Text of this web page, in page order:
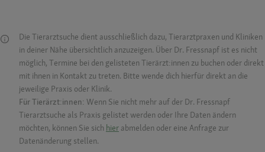
Die Tierarztsuche dient ausschließlich dazu, Tierarztpraxen und Kliniken
in deiner Nähe übersichtlich anzuzeigen. Über Dr. Fressnapf ist es nicht
möglich, Termine bei den gelisteten Tierärzt:innen zu buchen oder direkt
mit ihnen in Kontakt zu treten. Bitte wende dich hierfür direkt an die
jeweilige Praxis oder Klinik.
Für Tierärzt:innen: Wenn Sie nicht mehr auf der Dr. Fressnapf
Tierarztsuche als Praxis gelistet werden oder Ihre Daten ändern
möchten, können Sie sich hier abmelden oder eine Anfrage zur
Datenänderung stellen.